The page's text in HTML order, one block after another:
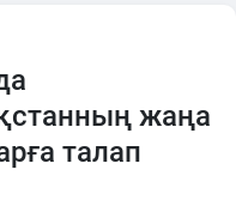
жаңа
талап